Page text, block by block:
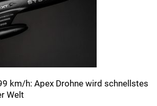
km/h: Apex Drohne wird schnellstes
Welt